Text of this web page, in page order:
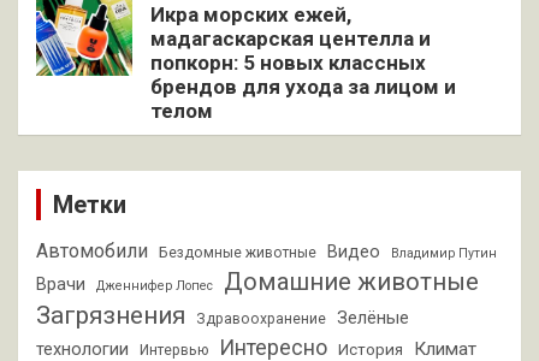
Икра морских ежей,
мадагаскарская центелла и
попкорн: 5 новых классных
брендов для ухода за лицом и
телом
Метки
Автомобили Бездомные животные Видео Владимир Путин
Врачи Дженнифер Лопес
Домашние животные
Загрязнения
Здравоохранение
Зелёные
технологии
Интервью Интересно История Климат